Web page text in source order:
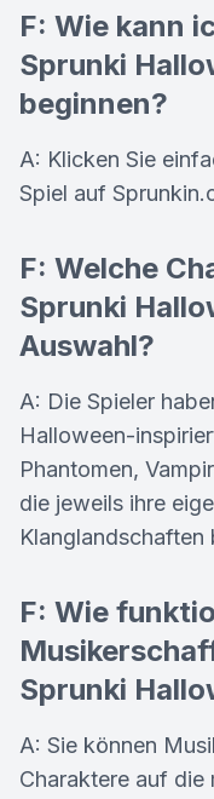
F: Wie kann
Sprunki
beginnen?
A: Klicken Sie
Spiel auf
F: Welche
Sprunki
Auswahl?
A: Die Spieler
Halloween-
Phantomen,
die jeweils ihre
Klanglandschaften
F: Wie
Sprunki
A: Sie können
Charaktere auf die